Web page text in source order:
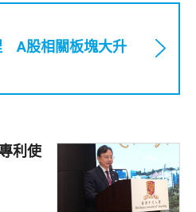
A股相關板塊大升
利使